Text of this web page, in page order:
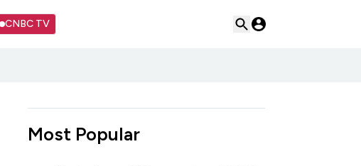
CNBC TV
Most Popular